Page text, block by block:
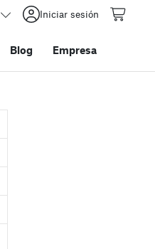
Iniciar sesión
Blog Empresa